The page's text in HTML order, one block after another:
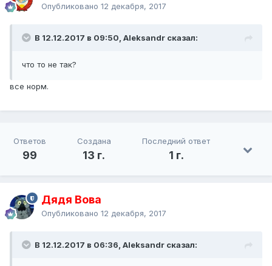
Опубликовано 12 декабря, 2017
В 12.12.2017 в 09:50, Aleksandr сказал:
что то не так?
все норм.
Ответов
99
Создана
13 г.
Последний ответ
1 г.
Дядя Вова
Опубликовано 12 декабря, 2017
В 12.12.2017 в 06:36, Aleksandr сказал: